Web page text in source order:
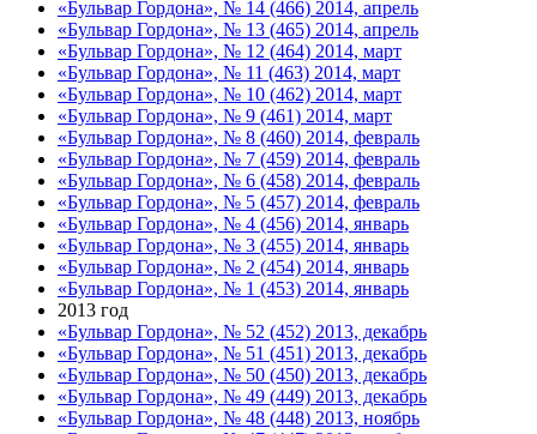
«Бульвар Гордона», № 14 (466) 2014, апрель
«Бульвар Гордона», № 13 (465) 2014, апрель
«Бульвар Гордона», № 12 (464) 2014, март
«Бульвар Гордона», № 11 (463) 2014, март
«Бульвар Гордона», № 10 (462) 2014, март
«Бульвар Гордона», № 9 (461) 2014, март
«Бульвар Гордона», № 8 (460) 2014, февраль
«Бульвар Гордона», № 7 (459) 2014, февраль
«Бульвар Гордона», № 6 (458) 2014, февраль
«Бульвар Гордона», № 5 (457) 2014, февраль
«Бульвар Гордона», № 4 (456) 2014, январь
«Бульвар Гордона», № 3 (455) 2014, январь
«Бульвар Гордона», № 2 (454) 2014, январь
«Бульвар Гордона», № 1 (453) 2014, январь
2013 год
«Бульвар Гордона», № 52 (452) 2013, декабрь
«Бульвар Гордона», № 51 (451) 2013, декабрь
«Бульвар Гордона», № 50 (450) 2013, декабрь
«Бульвар Гордона», № 49 (449) 2013, декабрь
«Бульвар Гордона», № 48 (448) 2013, ноябрь